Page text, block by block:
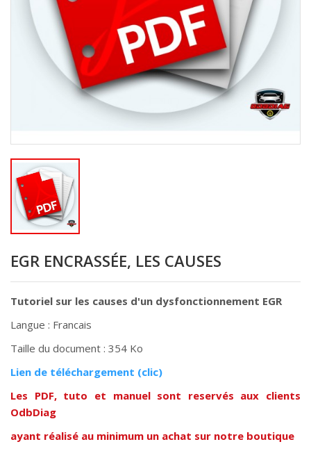
EGR ENCRASSÉE, LES CAUSES
Tutoriel sur les causes d'un dysfonctionnement EGR
Langue : Francais
Taille du document : 354 Ko
Lien de téléchargement (clic)
Les PDF, tuto et manuel sont reservés aux clients
OdbDiag
ayant réalisé au minimum un achat sur notre boutique